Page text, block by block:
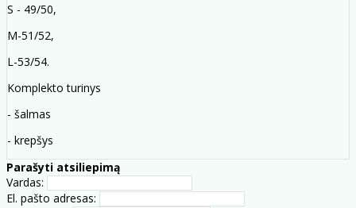
S - 49/50,
M-51/52,
L-53/54.
Komplekto turinys
- šalmas
- krepšys
Parašyti atsiliepimą
Vardas:
El. pašto adresas: